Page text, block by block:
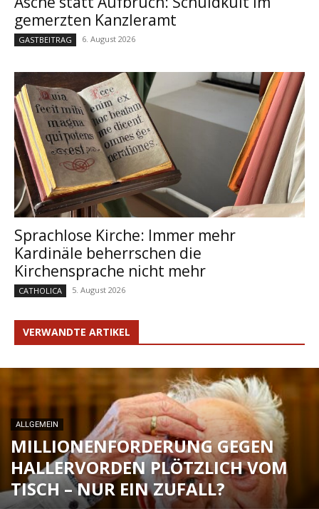
gemerzten Kanzleramt
GASTBEITRAG 6. August 2026
Sprachlose Kirche: Immer mehr
Kardinäle beherrschen die
Kirchensprache nicht mehr
CATHOLICA 5. August 2026
VERWANDTE ARTIKEL
ALLGEMEIN
MILLIONENFORDERUNG GEGEN
HALLERVORDEN PLÖTZLICH VOM
TISCH – NUR EIN ZUFALL?